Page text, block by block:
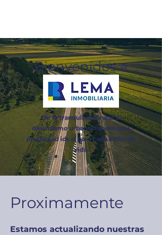
Bienvenidos a
De la tranquilidad rural al
dinamismo urbano, tenemos la
propiedad ideal para cada estilo de
vida.
Proximamente
Estamos actualizando nuestras